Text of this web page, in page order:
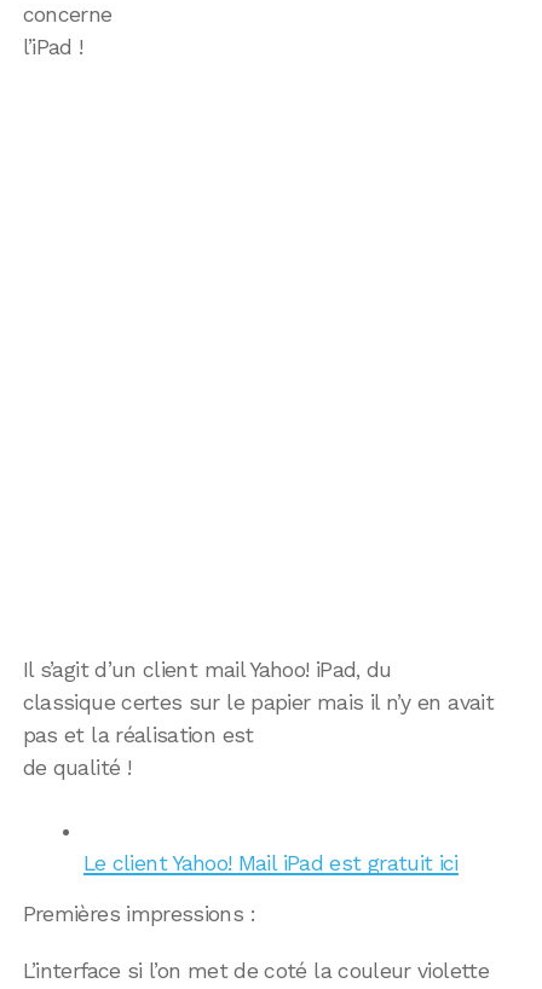
concerne
l’iPad !
Il s’agit d’un client mail Yahoo! iPad, du
classique certes sur le papier mais il n’y en avait
pas et la réalisation est
de qualité !
Le client Yahoo! Mail iPad est gratuit ici
Premières impressions :
L’interface si l’on met de coté la couleur violette